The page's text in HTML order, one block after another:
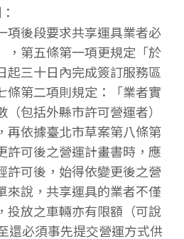
項後段要求共享運具業者必
，第五條第一項更規定「於
起三十日內完成簽訂服務區
條第二項則規定：「業者實
包括外縣市許可營運者）
再依據臺北市草案第八條第
許可後之營運計畫書時，應
許可後，始得依變更後之營
來說，共享運具的業者不僅
投放之車輛亦有限額（可說
還必須事先提交營運方式供